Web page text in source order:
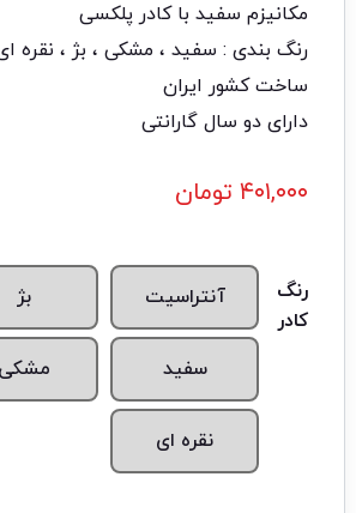
مکانیزم سفید با کادر پلکسی
رنگ بندی : سفید ، مشکی ، بژ ، نقره
ساخت کشور ایران
دارای دو سال گارانتی
۴۰۱,۰۰۰ تومان
رنگ
کادر
آنتراسیت بژ
سفید مشکی
نقره ای